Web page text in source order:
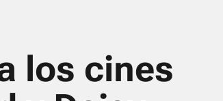
los cines